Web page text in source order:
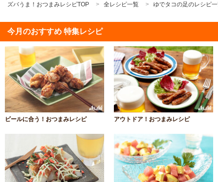
ズバうま！おつまみレシピTOP 全レシピ一覧 ゆでタコの足のレシピ
今月のおすすめ 特集レシピ
ビールに合う！おつまみレシピ アウトドア！おつまみレシピ